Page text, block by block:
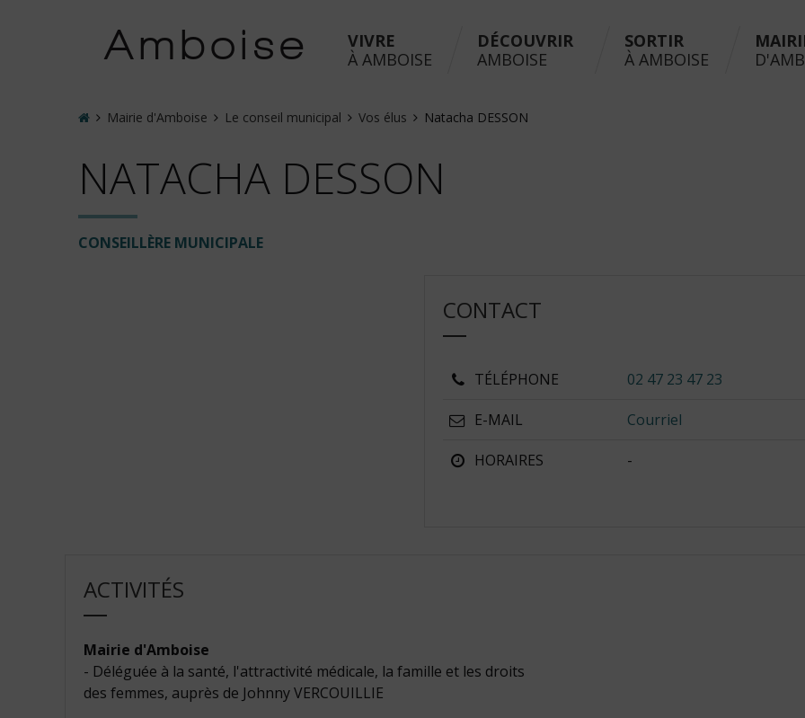
Amboise
VIVRE
À AMBOISE
DÉCOUVRIR
AMBOISE
SORTIR
À AMBOISE
AccueilMairie d'Amboise Le conseil municipal Vos élus Natacha DESSON
NATACHA DESSON
CONSEILLÈRE MUNICIPALE
CONTACT
TÉLÉPHONE 02 47 23 47 23
E-MAIL Courriel
HORAIRES -
ACTIVITÉS
Mairie d'Amboise
- Déléguée à la santé, l'attractivité médicale, la famille et les droits
des femmes, auprès de Johnny VERCOUILLIE